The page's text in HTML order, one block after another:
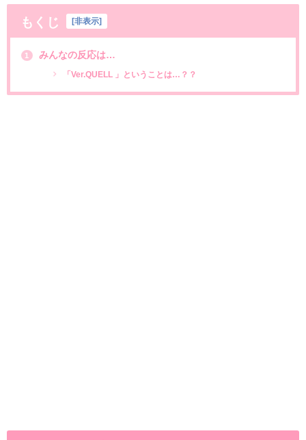
もくじ [非表示]
1 みんなの反応は…
「Ver.QUELL 」ということは…？？